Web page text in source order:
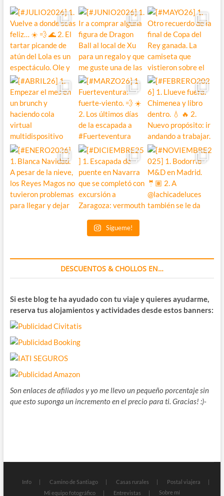
Sígueme!
DESCUENTOS & CHOLLOS EN…
Si este blog te ha ayudado con tu viaje y quieres ayudarme,
reserva tus alojamientos y actividades desde estos banners:
Son enlaces de afiliados y yo me llevo un pequeño porcentaje sin
que esto suponga un incremento en el precio para ti. Gracias! :)-
Info Camino de Santiago Casas rurales
Postal viajera
Mi equipo fotográfico
Entrevistas Sobre mí